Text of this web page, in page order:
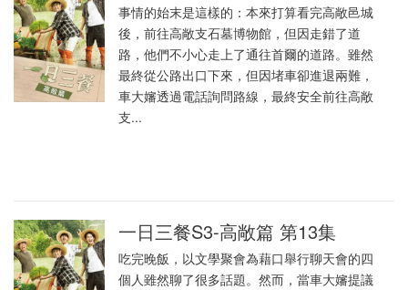
事情的始末是這樣的：本來打算看完高敞邑城
後，前往高敞支石墓博物館，但因走錯了道
路，他們不小心走上了通往首爾的道路。雖然
最終從公路出口下來，但因堵車卻進退兩難，
車大嬸透過電話詢問路線，最終安全前往高敞
支...
一日三餐S3-高敞篇 第13集
吃完晚飯，以文學聚會為藉口舉行聊天會的四
個人雖然聊了很多話題。然而，當車大嬸提議